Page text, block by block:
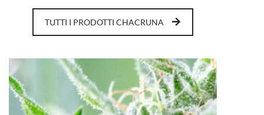
TUTTI I PRODOTTI CHACRUNA
2
3